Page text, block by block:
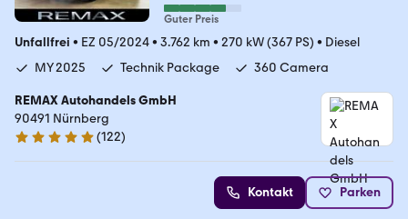
Guter Preis
Unfallfrei • EZ 05/2024• 3.762 km • 270 kW (367 PS) • Diesel
MY 2025
Technik Package 360 Camera
REMAX Autohandels GmbH
90491 Nürnberg
5 Sterne
(122)
Kontakt Parken